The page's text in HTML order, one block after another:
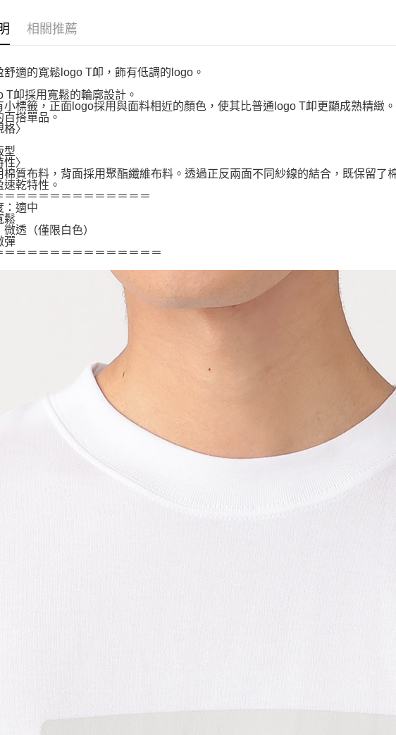
相關推薦
舒適的寬鬆logo T卹，飾有低調的logo。
T卹採用寬鬆的輪廓設計。
小標籤，正面logo採用與面料相近的顏色，使其比普通logo T卹更顯成熟精緻
百搭單品。
格〉
型
性〉
棉質布料，背面採用聚酯纖維布料。透過正反兩面不同紗線的結合，既保留了
乾特性。
＝＝＝＝＝＝＝＝＝＝＝＝＝
：適中
鬆
透（僅限白色）
彈
＝＝＝＝＝＝＝＝＝＝＝＝＝＝